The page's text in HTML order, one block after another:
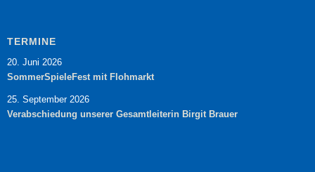
TERMINE
20. Juni 2026
SommerSpieleFest mit Flohmarkt
25. September 2026
Verabschiedung unserer Gesamtleiterin Birgit Brauer